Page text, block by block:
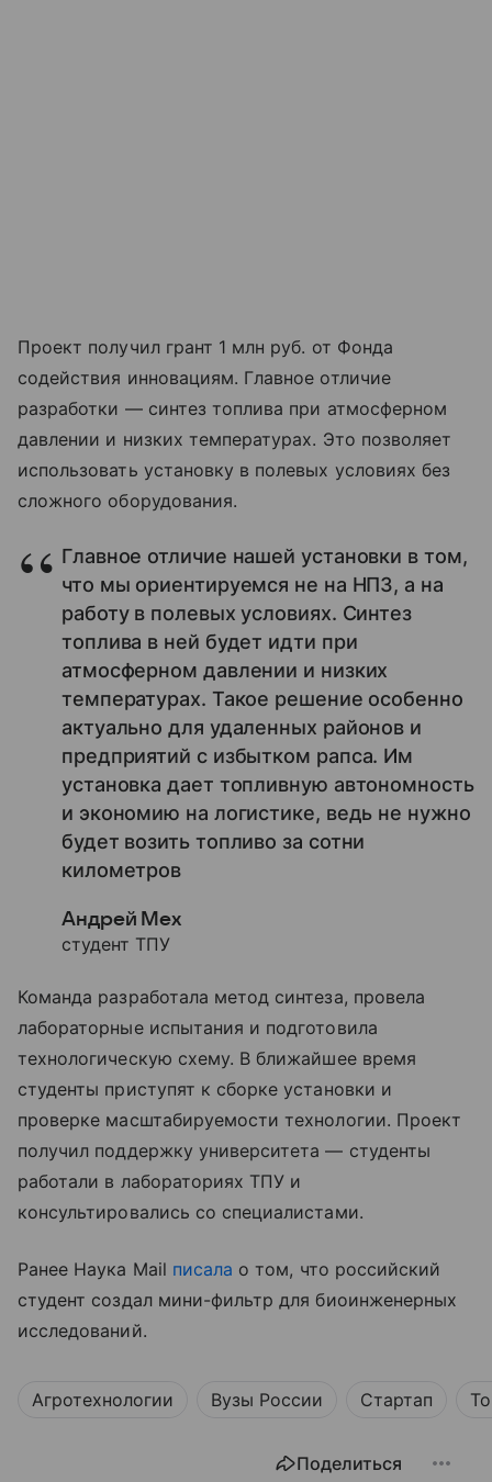
Проект получил грант 1 млн руб. от Фонда
содействия инновациям. Главное отличие
разработки — синтез топлива при атмосферном
давлении и низких температурах. Это позволяет
использовать установку в полевых условиях без
сложного оборудования.
Главное отличие нашей установки в том,
что мы ориентируемся не на НПЗ, а на
работу в полевых условиях. Синтез
топлива в ней будет идти при
атмосферном давлении и низких
температурах. Такое решение особенно
актуально для удаленных районов и
предприятий с избытком рапса. Им
установка дает топливную автономность
и экономию на логистике, ведь не нужно
будет возить топливо за сотни
километров
Андрей Мех
студент ТПУ
Команда разработала метод синтеза, провела
лабораторные испытания и подготовила
технологическую схему. В ближайшее время
студенты приступят к сборке установки и
проверке масштабируемости технологии. Проект
получил поддержку университета — студенты
работали в лабораториях ТПУ и
консультировались со специалистами.
Ранее Наука Mail писала о том, что российский
студент создал мини-фильтр для биоинженерных
исследований.
Агротехнологии Вузы России Стартап
Поделиться